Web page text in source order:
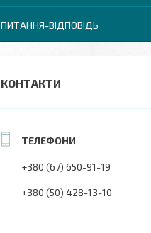
ПИТАННЯ-ВІДПОВІДЬ
КОНТАКТИ
+380 (67) 650-91-19
+380 (50) 428-13-10